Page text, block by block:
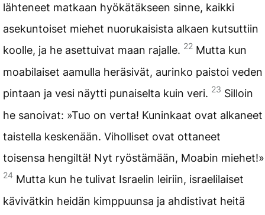
lähteneet matkaan hyökätäkseen sinne, kaikki
asekuntoiset miehet nuorukaisista alkaen kutsuttiin
koolle, ja he asettuivat maan rajalle. 22 Mutta kun
moabilaiset aamulla heräsivät, aurinko paistoi veden
pintaan ja vesi näytti punaiselta kuin veri. 23 Silloin
he sanoivat: »Tuo on verta! Kuninkaat ovat alkaneet
taistella keskenään. Viholliset ovat ottaneet
toisensa hengiltä! Nyt ryöstämään, Moabin miehet!»
24 Mutta kun he tulivat Israelin leiriin, israelilaiset
kävivätkin heidän kimppuunsa ja ahdistivat heitä